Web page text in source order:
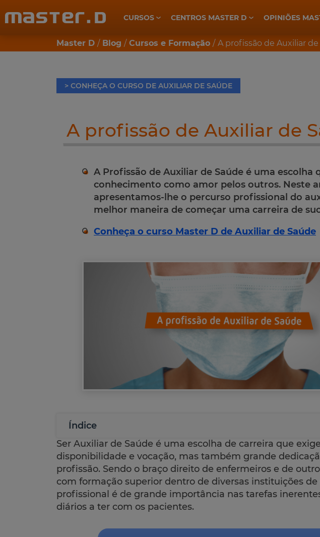
CURSOS CENTROS MASTER D OPINIÕES
Master D Blog Cursos e Formação A profissão de Auxiliar de
> CONHEÇA O CURSO DE AUXILIAR DE SAÚDE
A profissão de Auxiliar de
A Profissão de Auxiliar de Saúde é uma escolha
conhecimento como amor pelos outros. Neste
apresentamos-lhe o percurso profissional do
melhor maneira de começar uma carreira de
Conheça o curso Master D de Auxiliar de Saúde
Índice
Ser Auxiliar de Saúde é uma escolha de carreira que
disponibilidade e vocação, mas também grande
profissão. Sendo o braço direito de enfermeiros e de
com formação superior dentro de diversas instituições de
profissional é de grande importância nas tarefas
diários a ter com os pacientes.